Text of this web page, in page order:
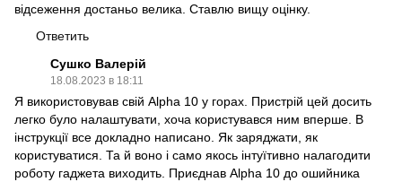
відсеження достаньо велика. Ставлю вищу оцінку.
Ответить
Сушко Валерій
18.08.2023 в 18:11
Я використовував свій Alpha 10 у горах. Пристрій цей досить
легко було налаштувати, хоча користувався ним вперше. В
інструкції все докладно написано. Як заряджати, як
користуватися. Та й воно і само якось інтуїтивно налагодити
роботу гаджета виходить. Приєднав Alpha 10 до ошийника